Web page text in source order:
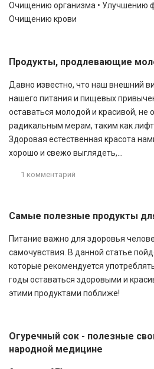
Очищению организма • Улучшению
Очищению крови
Продукты, продлевающие
Давно известно, что наш внешний
нашего питания и пищевых
оставаться молодой и красивой, не
радикальным мерам, таким как
Здоровая естественная красота
хорошо и свежо выглядеть,...
1 комментарий
Самые полезные продукты
Питание важно для здоровья
самочувствия. В данной статье
которые рекомендуется
годы оставаться здоровыми и
этими продуктами поближе!
Огуречный сок - полезные
народной медицине